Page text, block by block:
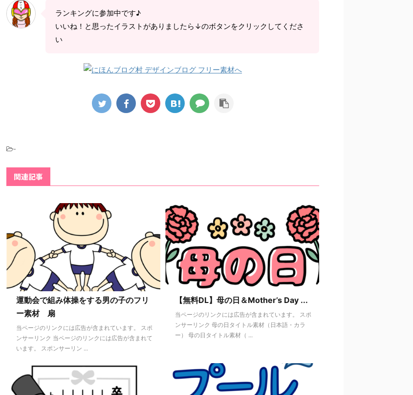
ランキングに参加中です♪
いいね！と思ったイラストがありましたら↓のボタンをクリックしてくださ
い
-
関連記事
運動会で組み体操をする男の子のフリ
ー素材 扇
当ページのリンクには広告が含まれています。 スポ
ンサーリンク 当ページのリンクには広告が含まれて
います。 スポンサーリン ...
【無料DL】母の日＆Mother’s Day ...
当ページのリンクには広告が含まれています。 スポ
ンサーリンク 母の日タイトル素材（日本語・カラ
ー） 母の日タイトル素材（ ...